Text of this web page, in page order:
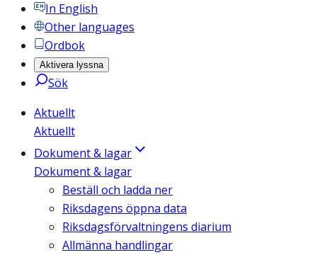
In English
Other languages
Ordbok
Aktivera lyssna
Sök
Aktuellt
Aktuellt
Dokument & lagar
Dokument & lagar
Beställ och ladda ner
Riksdagens öppna data
Riksdagsförvaltningens diarium
Allmänna handlingar